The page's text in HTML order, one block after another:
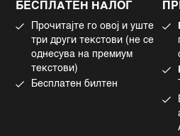
БЕСПЛАТЕН НАЛОГ
Прочитајте го овој и уште
три други текстови (не се
однесува на премиум
текстови)
Бесплатен билтен
Употреба на вештачка
©2022 - 2026 Bloomberg L.P. All Rights
BLOOMBERG logo are registered
Bloomberg Finance L.P. or its
Bloomberg Adria is a Mtel
News CMS by